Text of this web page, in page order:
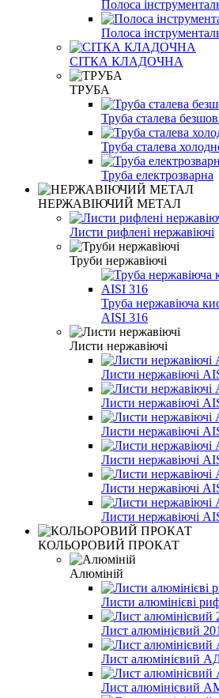
Полоса
Полоса
СІТКА КЛАДОЧНА
ТРУБА
Труба сталева
Труба сталева
Труба електрозварна
НЕРЖАВІЮЧИЙ МЕТАЛ
Листи рифлені нержавіючі
Труби нержавіючі
Труба нержавіюча
AISI 316
Листи нержавіючі
Листи нержавіючі
Листи нержавіючі
Листи нержавіючі
Листи нержавіючі
Листи нержавіючі
Листи нержавіючі
КОЛЬОРОВИЙ ПРОКАТ
Алюміній
Листи алюмінієві
Лист алюмінієвий
Лист алюмінієвий
Лист алюмінієвий